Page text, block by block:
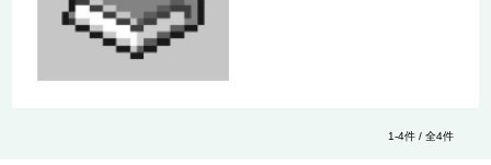
1-4件 / 全4件